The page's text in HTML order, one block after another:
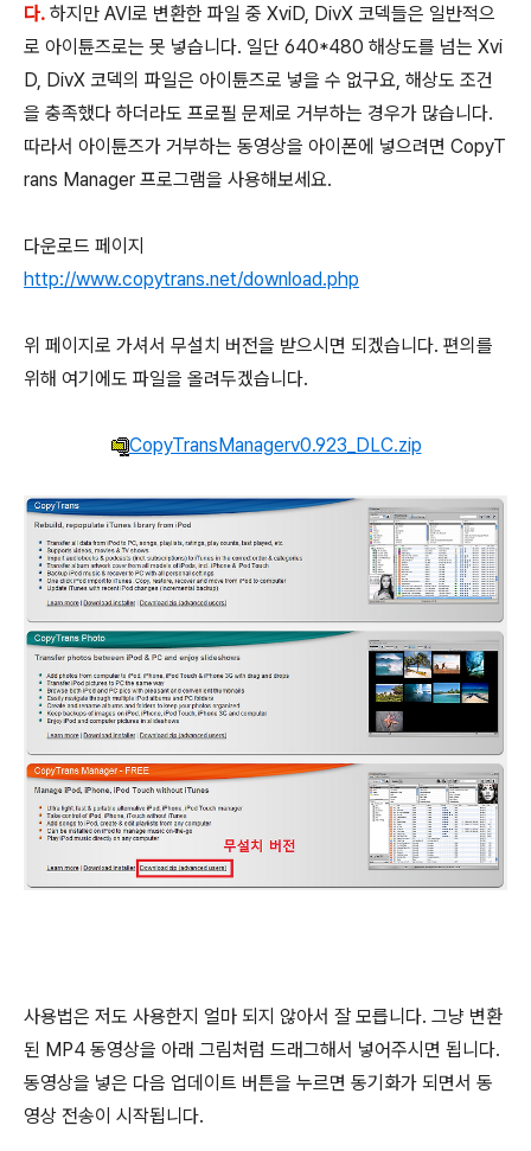
다. 하지만 AVI로 변환한 파일 중 XviD, DivX 코덱들은 일반적으
로 아이튠즈로는 못 넣습니다. 일단 640*480 해상도를 넘는 Xvi
D, DivX 코덱의 파일은 아이튠즈로 넣을 수 없구요, 해상도 조건
을 충족했다 하더라도 프로필 문제로 거부하는 경우가 많습니다.
따라서 아이튠즈가 거부하는 동영상을 아이폰에 넣으려면 CopyT
rans Manager 프로그램을 사용해보세요.
다운로드 페이지
http://www.copytrans.net/download.php
위 페이지로 가셔서 무설치 버전을 받으시면 되겠습니다. 편의를
위해 여기에도 파일을 올려두겠습니다.
CopyTransManagerv0.923_DLC.zip
사용법은 저도 사용한지 얼마 되지 않아서 잘 모릅니다. 그냥 변환
된 MP4 동영상을 아래 그림처럼 드래그해서 넣어주시면 됩니다.
동영상을 넣은 다음 업데이트 버튼을 누르면 동기화가 되면서 동
영상 전송이 시작됩니다.